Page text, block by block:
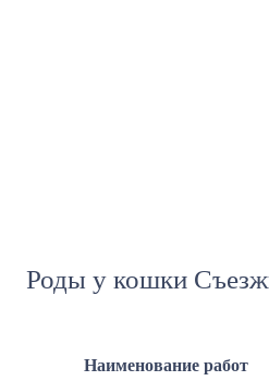
Роды у кошки
Наименование работ